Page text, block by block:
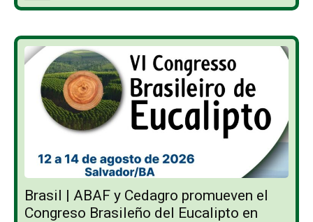
Brasil | ABAF y Cedagro promueven el
Congreso Brasileño del Eucalipto en